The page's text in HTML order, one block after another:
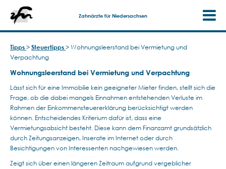
Zahnärzte für Niedersachsen
Tipps > Steuertipps > Wohnungsleerstand bei Vermietung und
Verpachtung
Wohnungsleerstand bei Vermietung und Verpachtung
Lässt sich für eine Immobilie kein geeigneter Mieter finden, stellt sich die
Frage, ob die dabei mangels Einnahmen entstehenden Verluste im
Rahmen der Einkommensteuererklärung berücksichtigt werden
können. Entscheidendes Kriterium dafür ist, dass eine
Vermietungsabsicht besteht. Diese kann dem Finanzamt grundsätzlich
durch Zeitungsanzeigen, Inserate im Internet oder durch
Besichtigungen von Interessenten nachgewiesen werden.
Zeigt sich über einen längeren Zeitraum aufgrund vergeblicher